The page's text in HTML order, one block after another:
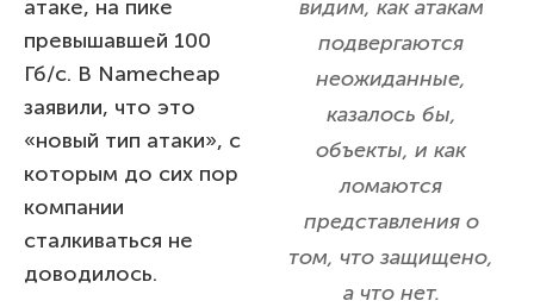
видим, как атакам
подвергаются
неожиданные,
казалось бы,
объекты, и как
ломаются
представления о
том, что защищено,
а что нет.
атаке, на пике
превышавшей 100
Гб/c. В Namecheap
заявили, что это
«новый тип атаки», с
которым до сих пор
компании
сталкиваться не
доводилось.